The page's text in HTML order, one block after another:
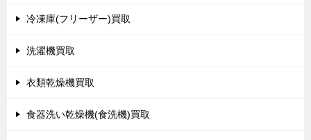
冷凍庫(フリーザー)買取
洗濯機買取
衣類乾燥機買取
食器洗い乾燥機(食洗機)買取